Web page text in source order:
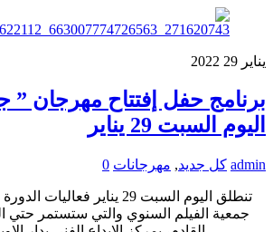
يناير 29
2022
برنامج حفل إفتتاح مهرجان ”
اليوم السبت 29 يناير
admin كل جديد, مهرجانات 0
جمعية الفيلم السنوي والتي ستستمر حتي